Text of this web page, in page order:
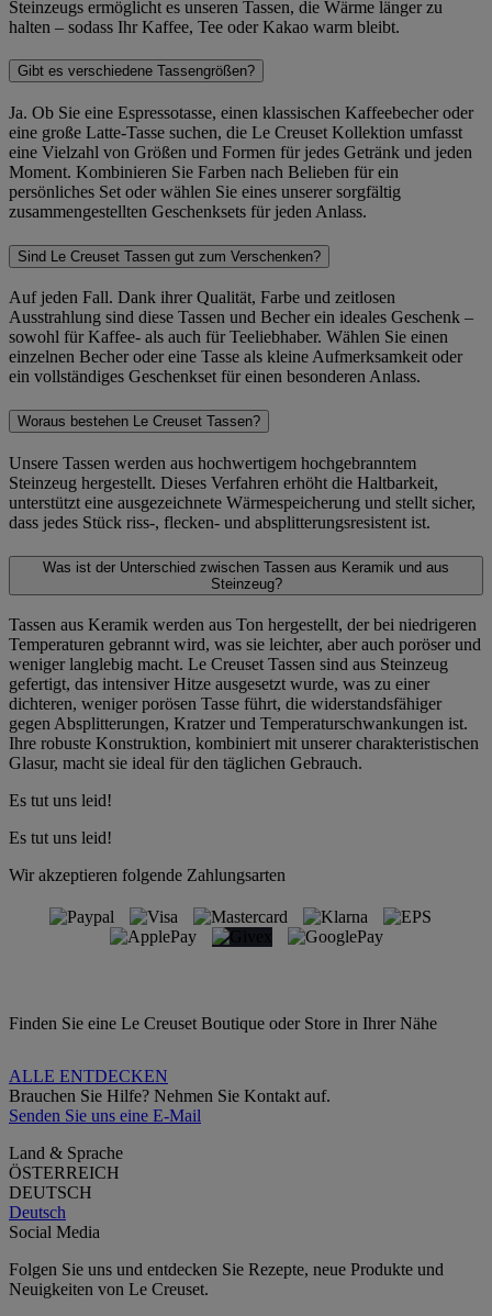
Steinzeugs ermöglicht es unseren Tassen, die Wärme länger zu
halten – sodass Ihr Kaffee, Tee oder Kakao warm bleibt.
Gibt es verschiedene Tassengrößen?
Ja. Ob Sie eine Espressotasse, einen klassischen Kaffeebecher oder
eine große Latte-Tasse suchen, die Le Creuset Kollektion umfasst
eine Vielzahl von Größen und Formen für jedes Getränk und jeden
Moment. Kombinieren Sie Farben nach Belieben für ein
persönliches Set oder wählen Sie eines unserer sorgfältig
zusammengestellten Geschenksets für jeden Anlass.
Sind Le Creuset Tassen gut zum Verschenken?
Auf jeden Fall. Dank ihrer Qualität, Farbe und zeitlosen
Ausstrahlung sind diese Tassen und Becher ein ideales Geschenk –
sowohl für Kaffee- als auch für Teeliebhaber. Wählen Sie einen
einzelnen Becher oder eine Tasse als kleine Aufmerksamkeit oder
ein vollständiges Geschenkset für einen besonderen Anlass.
Woraus bestehen Le Creuset Tassen?
Unsere Tassen werden aus hochwertigem hochgebranntem
Steinzeug hergestellt. Dieses Verfahren erhöht die Haltbarkeit,
unterstützt eine ausgezeichnete Wärmespeicherung und stellt sicher,
dass jedes Stück riss-, flecken- und absplitterungsresistent ist.
Was ist der Unterschied zwischen Tassen aus Keramik und aus
Steinzeug?
Tassen aus Keramik werden aus Ton hergestellt, der bei niedrigeren
Temperaturen gebrannt wird, was sie leichter, aber auch poröser und
weniger langlebig macht. Le Creuset Tassen sind aus Steinzeug
gefertigt, das intensiver Hitze ausgesetzt wurde, was zu einer
dichteren, weniger porösen Tasse führt, die widerstandsfähiger
gegen Absplitterungen, Kratzer und Temperaturschwankungen ist.
Ihre robuste Konstruktion, kombiniert mit unserer charakteristischen
Glasur, macht sie ideal für den täglichen Gebrauch.
Es tut uns leid!
Es tut uns leid!
Wir akzeptieren folgende Zahlungsarten
Finden Sie eine Le Creuset Boutique oder Store in Ihrer Nähe
ALLE ENTDECKEN
Brauchen Sie Hilfe? Nehmen Sie Kontakt auf.
Senden Sie uns eine E-Mail
Land & Sprache
ÖSTERREICH
DEUTSCH
Deutsch
Social Media
Folgen Sie uns und entdecken Sie Rezepte, neue Produkte und
Neuigkeiten von Le Creuset.